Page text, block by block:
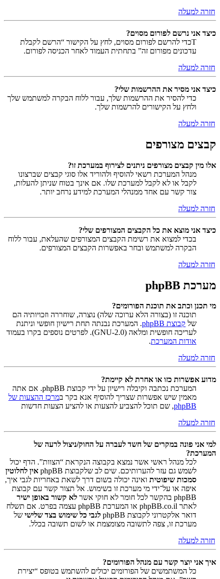
חזרה למעלה
כיצד אני נרשם לפורום מסוים?
Tכדי להרשם לפורום מסוים, לחץ על הקישור “הרשם לקבלת
עדכונים מפורום זה” בתחתית העמוד לאחר הכניסה לפורום.
חזרה למעלה
כיצד אני מסיר את ההרשמות שלי?
כדי להסיר את ההרשמות שלך, עבור ללוח הבקרה למשתמש שלך
ולחץ על הקישורים להרשמות שלך.
חזרה למעלה
קבצים מצורפים
אלו מין קבצים מצורפים ניתנים לצירוף במערכת זו?
מנהל המערכת רשאי להוסיף ולהוריד אלו סוגי קבצים שברצונו
לקבל או לא לקבל למערכת שלו. אם אינך בטוח שניתן להעלות,
צור קשר עם אחד ממנהלי המערכת למידע נרחב יותר.
חזרה למעלה
כיצד אני מוצא את כל הקבצים המצורפים שלי?
בכדי למצוא את רשימת הקבצים המצורפים שהעלאת, עבור ללוח
הבקרה למשתמש ובחר באפשרות הקבצים המצורפים.
חזרה למעלה
מערכת phpBB
מי תכנן וכתב את תוכנת הפורומים?
תוכנה זו (בצורה הלא ערוכה שלה) נוצרה, שוחררה וזכויותיה הם
של קבוצת phpBB
. המערכת נבנתה תחת רישיון חופשי וניתנת
לעריכה חופשית ומלאה (GNU-2.0). לפרטים נוספים בקרו בעמוד
אודות המערכת.
חזרה למעלה
מדוע אפשרות כזו או אחרת לא קיימת?
המערכת נכתבה וקיבלה רישיון על ידי קבוצת phpBB. אם אתה
מאמין שיש אפשרות שצריך להוסיף אנא בקר במרכז ההצעות של
phpBB, שם תוכל להצביע להצעות או להציע הצעות חדשות
חזרה למעלה
למי אני פונה במקרים של חשד לעברה על החוק/ניצול לרעה של
המערכת?
לכל מנהל ראשי אשר נמצא בקבוצה הנקראת “הצוות”. הדף יכול
לשמש גם עזר להערותיכם. שים לב שלקבוצת phpBB
אין לחלוטין
סמכות שיפוטית ואינה יכולה בשום דרך לשאת באחריות לגבי איך,
איפה או על־ידי מי מערכת זו בשימוש. אל תצור קשר עם קבוצת
phpBB בהקשר לכל חומר לא חוקי אשר
לא קשור באופן ישיר
לאתר phpBB.co.il או המערכת phpBB עצמה בפרט. אם תשלח
דואר אלקטרוני לקבוצת phpBB
לגבי כל שימוש בצד שלישי של
מערכת זו, צפה לתשובה מצומצמת או לשום תשובה בכלל.
חזרה למעלה
איך אני יוצר קשר עם מנהל הפורומים?
כל המשתמשים של הפורומים יכולים להשתמש בטופס “יצירת